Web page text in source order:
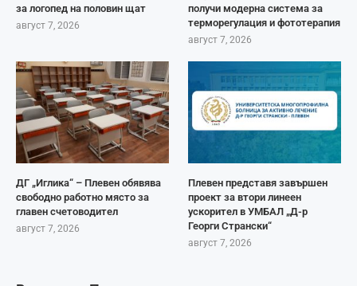
за логопед на половин щат
август 7, 2026
получи модерна система за
терморегулация и фототерапия
август 7, 2026
ДГ „Иглика“ – Плевен обявява
свободно работно място за
главен счетоводител
август 7, 2026
Плевен представя завършен
проект за втори линеен
ускорител в УМБАЛ „Д-р
Георги Странски“
август 7, 2026